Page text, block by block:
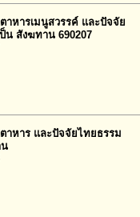
าหารเมนูสวรรค์ และปัจจัย
น สังฆทาน 690207
าหาร และปัจจัยไทยธรรม
น